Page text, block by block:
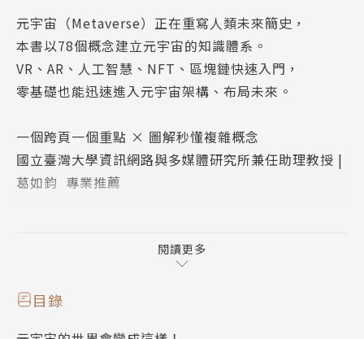
元宇宙（Metaverse）正在重寫人類未來簡史，
本書以78個概念建立元宇宙的知識體系。
VR、AR、人工智慧、NFT、區塊鏈快速入門，
零基礎也能迅速進入元宇宙架構、布局未來。
一個跨頁一個重點 × 圖解秒懂複雜概念
國立臺灣大學資訊網路與多媒體研究所兼任助理教授 |
葛如鈞 專業推薦
‧現實世界與元宇宙有何不同
‧讓元宇宙更有深度的「虛擬替身」
‧目前在遊戲世界中最接近元宇宙的是？
閱讀更多
目錄